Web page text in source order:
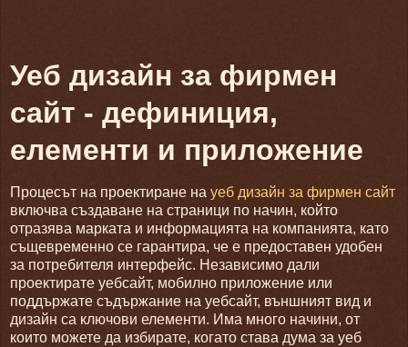
Уеб дизайн за фирмен
сайт - дефиниция,
елементи и приложение
Процесът на проектиране на уеб дизайн за фирмен сайт
включва създаване на страници по начин, който
отразява марката и информацията на компанията, като
същевременно се гарантира, че е предоставен удобен
за потребителя интерфейс. Независимо дали
проектирате уебсайт, мобилно приложение или
поддържате съдържание на уебсайт, външният вид и
дизайн са ключови елементи. Има много начини, от
които можете да избирате, когато става дума за уеб